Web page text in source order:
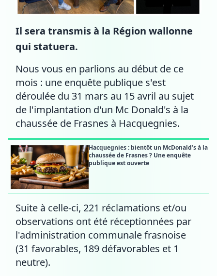
Il sera transmis à la Région wallonne
qui statuera.
Nous vous en parlions au début de ce
mois : une enquête publique s'est
déroulée du 31 mars au 15 avril au sujet
de l'implantation d'un Mc Donald's à la
chaussée de Frasnes à Hacquegnies.
Hacquegnies : bientôt un McDonald’s à la
chaussée de Frasnes ? Une enquête
publique est ouverte
Suite à celle-ci, 221 réclamations et/ou
observations ont été réceptionnées par
l'administration communale frasnoise
(31 favorables, 189 défavorables et 1
neutre).